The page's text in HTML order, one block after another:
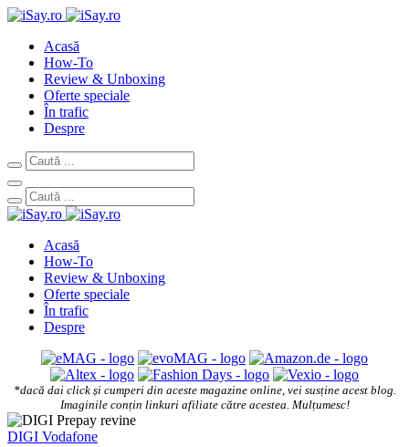
Acasă
How-To
Review & Unboxing
Oferte speciale
În trafic
Despre
Acasă
How-To
Review & Unboxing
Oferte speciale
În trafic
Despre
*dacă dai click și cumperi din aceste magazine online, vei susține acest blog.
Imaginile conțin linkuri afiliate către acestea. Mulțumesc!
DIGI Vodafone